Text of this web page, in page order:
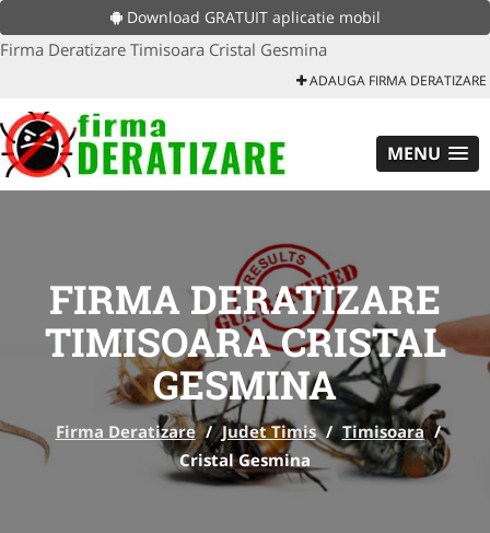
Download GRATUIT aplicatie mobil
Firma Deratizare Timisoara Cristal Gesmina
ADAUGA FIRMA DERATIZARE
MENU
FIRMA DERATIZARE
TIMISOARA CRISTAL
GESMINA
Firma Deratizare / Judet Timis / Timisoara /
Cristal Gesmina